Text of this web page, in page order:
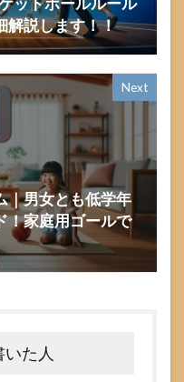
ットボールルール
解説します！！
Next
｜男女とも低学年
！家庭用ゴールで
いた人